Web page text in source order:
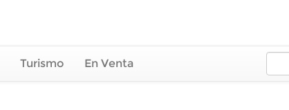
Turismo En Venta